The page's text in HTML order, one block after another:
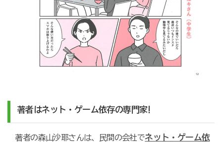
著者はネット・ゲーム依存の専門家!
著者の森山沙耶さんは、民間の会社でネット・ゲーム依